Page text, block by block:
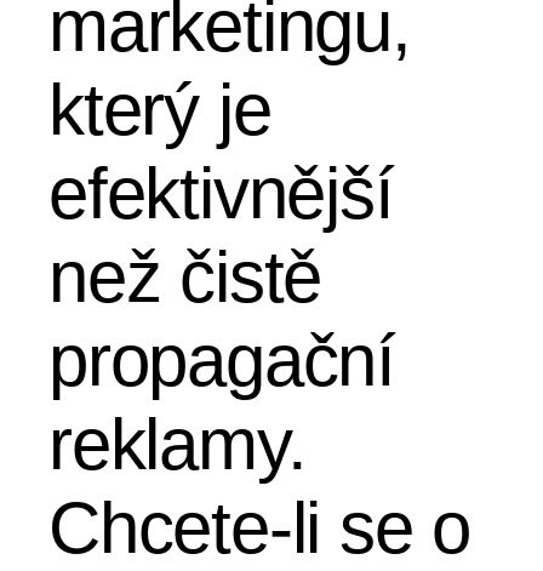
marketingu,
který je
efektivnější
než čistě
propagační
reklamy.
Chcete-li se o